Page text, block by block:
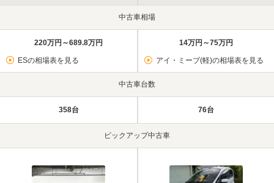
中古車相場
220万円～689.8万円
ESの相場表を見る
14万円～75万円
アイ・ミーブ(軽)の相場表を見る
中古車台数
358台 76台
ピックアップ中古車